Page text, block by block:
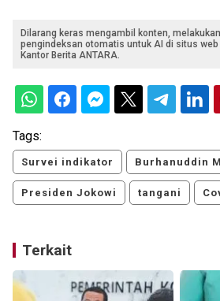
Dilarang keras mengambil konten,
pengindeksan otomatis untuk AI di situs
Kantor Berita ANTARA.
Tags:
Survei indikator Burhanuddin
Presiden Jokowi tangani
Terkait